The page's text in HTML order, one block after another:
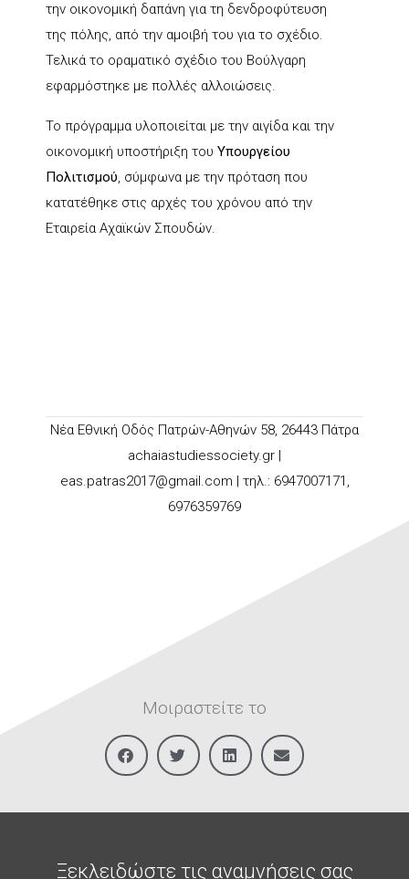
την οικονομική δαπάνη για τη δενδροφύτευση
της πόλης, από την αμοιβή του για το σχέδιο.
Τελικά το οραματικό σχέδιο του Βούλγαρη
εφαρμόστηκε με πολλές αλλοιώσεις.
Το πρόγραμμα υλοποιείται με την αιγίδα και την
οικονομική υποστήριξη του Υπουργείου
Πολιτισμού, σύμφωνα με την πρόταση που
κατατέθηκε στις αρχές του χρόνου από την
Εταιρεία Αχαϊκών Σπουδών.
Νέα Εθνική Οδός Πατρών-Αθηνών 58, 26443 Πάτρα
achaiastudiessociety.gr |
eas.patras2017@gmail.com | τηλ.: 6947007171,
6976359769
Μοιραστείτε το
Ξεκλειδώστε τις αναμνήσεις σας